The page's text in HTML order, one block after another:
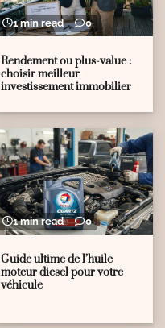
1 min read 0
Rendement ou plus-value :
choisir meilleur
investissement immobilier
1 min read 0
Guide ultime de l’huile
moteur diesel pour votre
véhicule